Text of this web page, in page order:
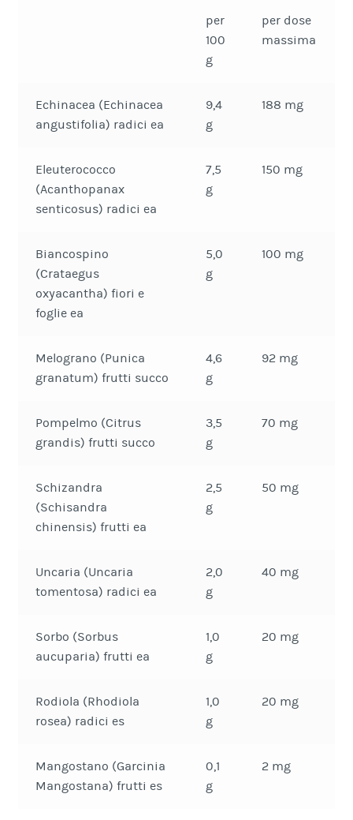
per
100
g
per dose
massima
Echinacea (Echinacea
angustifolia) radici ea
9,4
g
188 mg
Eleuterococco
(Acanthopanax
senticosus) radici ea
7,5
g
150 mg
Biancospino
(Crataegus
oxyacantha) fiori e
foglie ea
5,0
g
100 mg
Melograno (Punica
granatum) frutti succo
4,6
g
92 mg
Pompelmo (Citrus
grandis) frutti succo
3,5
g
70 mg
Schizandra
(Schisandra
chinensis) frutti ea
2,5
g
50 mg
Uncaria (Uncaria
tomentosa) radici ea
2,0
g
40 mg
Sorbo (Sorbus
aucuparia) frutti ea
1,0
g
20 mg
Rodiola (Rhodiola
rosea) radici es
1,0
g
20 mg
Mangostano (Garcinia
Mangostana) frutti es
0,1
g
2 mg